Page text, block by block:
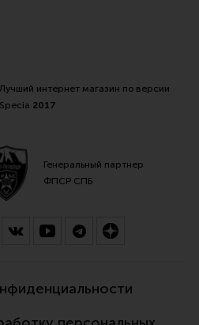
Лучший интернет магазин по версии
Specia 2017
Генеральный партнер
ФПСР СПБ